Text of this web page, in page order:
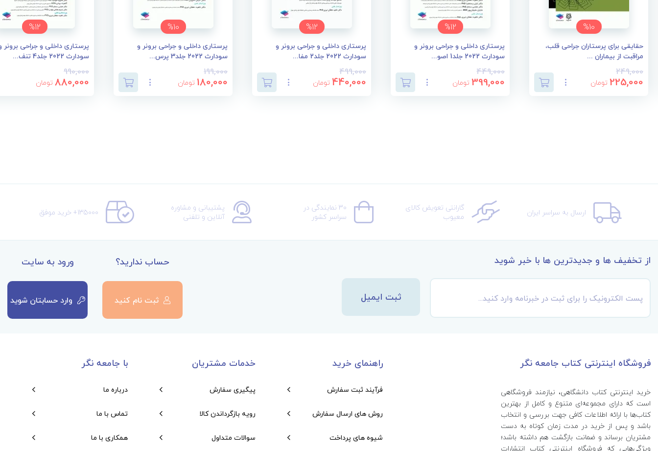
%10
حقایقی برای پرستاران جراحی قلب،
مراقبت از بیماران ...
249,000
225,000 تومان
%12
پرستاری داخلی و جراحی برونر و
سودارث 2022 جلد1 اصو...
449,000
399,000 تومان
%12
پرستاری داخلی و جراحی برونر و
سودارث 2022 جلد2 مفا...
499,000
440,000 تومان
%10
پرستاری داخلی و جراحی برونر و
سودارث 2022 جلد3 پرس...
199,000
180,000 تومان
%12
پرستاری داخلی و جراحی برونر
سودارث 2022 جلد4 تنف...
990,000
880,000 تومان
ارسال به سراسر ایران گارانتی تعویض کالای
معیوب
30 نمایندگی در
سراسر کشور
پشتیبانی و مشاوره
آنلاین و تلفنی 135000+ خرید موفق
از تخفیف ها و جدیدترین ها با خبر شوید
ثبت ایمیل
ورود به سایت
وارد حسابتان شوید
حساب ندارید؟
ثبت نام کنید
فروشگاه اینترنتی کتاب جامعه نگر
خرید اینترنتی کتاب‌ دانشگاهی، نیازمند فروشگاهی
است که دارای مجموعه‌ای متنوع و کامل از بهترین
کتاب‌ها با ارائه اطلاعات کافی جهت بررسی و انتخاب
باشد و پس از خرید در مدت زمان کوتاه به دست
مشتریان برساند و ضمانت بازگشت هم داشته باشد؛
ویژگی‌هایی که فروشگاه اینترنتی کتاب انتشارات
راهنمای خرید
فرآیند ثبت سفارش
روش های ارسال سفارش
شیوه های پرداخت
خدمات مشتریان
پیگیری سفارش
رویه بازگرداندن کالا
سوالات متداول
با جامعه نگر
درباره ما
تماس با ما
همکاری با ما